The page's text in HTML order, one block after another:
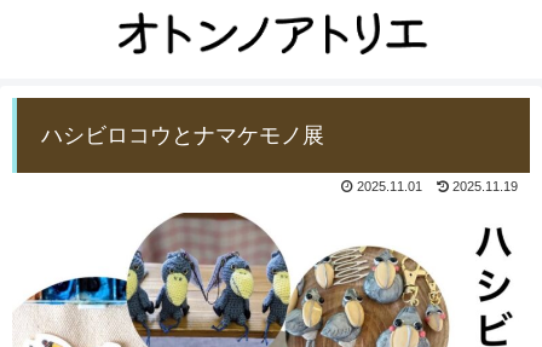
ハシビロコウとナマケモノ展
2025.11.01 2025.11.19